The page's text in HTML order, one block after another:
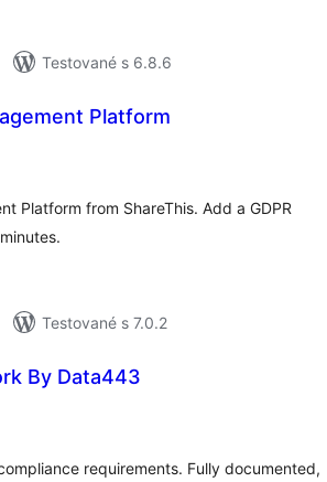
Testované s 6.8.6
Platform
Platform from ShareThis. Add a GDPR
Testované s 7.0.2
By Data443
requirements. Fully documented,